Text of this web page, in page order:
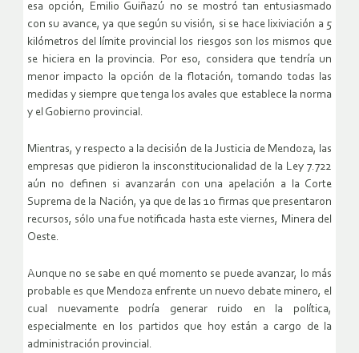
esa opción, Emilio Guiñazú no se mostró tan entusiasmado
con su avance, ya que según su visión, si se hace lixiviación a 5
kilómetros del límite provincial los riesgos son los mismos que
se hiciera en la provincia. Por eso, considera que tendría un
menor impacto la opción de la flotación, tomando todas las
medidas y siempre que tenga los avales que establece la norma
y el Gobierno provincial.
Mientras, y respecto a la decisión de la Justicia de Mendoza, las
empresas que pidieron la insconstitucionalidad de la Ley 7.722
aún no definen si avanzarán con una apelación a la Corte
Suprema de la Nación, ya que de las 10 firmas que presentaron
recursos, sólo una fue notificada hasta este viernes, Minera del
Oeste.
Aunque no se sabe en qué momento se puede avanzar, lo más
probable es que Mendoza enfrente un nuevo debate minero, el
cual nuevamente podría generar ruido en la política,
especialmente en los partidos que hoy están a cargo de la
administración provincial.